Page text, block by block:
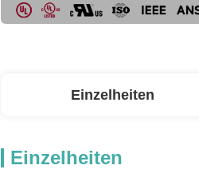
Einzelheiten
Einzelheiten